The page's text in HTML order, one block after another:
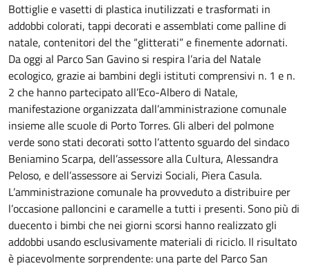
Bottiglie e vasetti di plastica inutilizzati e trasformati in
addobbi colorati, tappi decorati e assemblati come palline di
natale, contenitori del the “glitterati” e finemente adornati.
Da oggi al Parco San Gavino si respira l’aria del Natale
ecologico, grazie ai bambini degli istituti comprensivi n. 1 e n.
2 che hanno partecipato all’Eco-Albero di Natale,
manifestazione organizzata dall’amministrazione comunale
insieme alle scuole di Porto Torres. Gli alberi del polmone
verde sono stati decorati sotto l’attento sguardo del sindaco
Beniamino Scarpa, dell’assessore alla Cultura, Alessandra
Peloso, e dell’assessore ai Servizi Sociali, Piera Casula.
L’amministrazione comunale ha provveduto a distribuire per
l’occasione palloncini e caramelle a tutti i presenti. Sono più di
duecento i bimbi che nei giorni scorsi hanno realizzato gli
addobbi usando esclusivamente materiali di riciclo. Il risultato
è piacevolmente sorprendente: una parte del Parco San